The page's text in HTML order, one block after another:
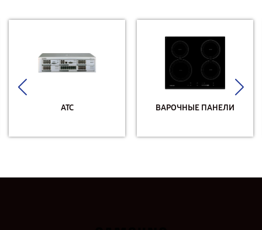
АТС ВАРОЧНЫЕ ПАНЕЛИ